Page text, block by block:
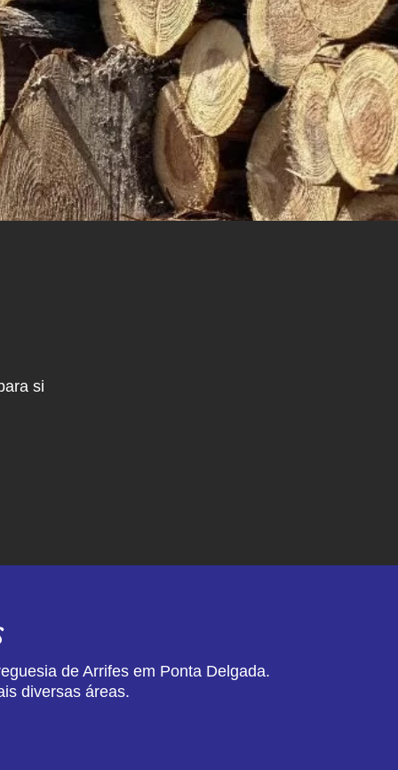
si
de Arrifes em Ponta Delgada.
diversas áreas.